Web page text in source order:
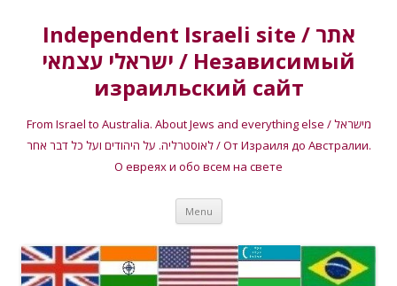
Independent Israeli site / אתר
ישראלי עצמאי / Независимый
израильский сайт
From Israel to Australia. About Jews and everything else / מישראל
לאוסטרליה. על היהודים ועל כל דבר אחר / От Израиля до Австралии.
О евреях и обо всем на свете
Menu Skip
content